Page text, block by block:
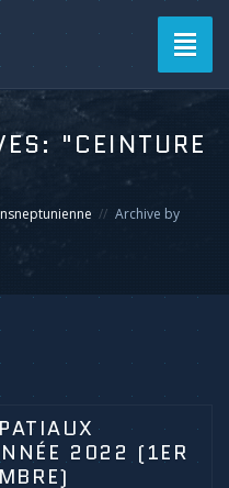
"CEINTURE
Archive by
2022 (1ER